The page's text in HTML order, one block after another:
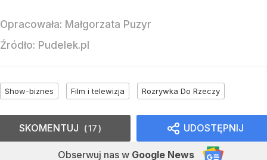
Opracowała: Małgorzata Puzyr
Źródło: Pudelek.pl
Show-biznes Film i telewizja Rozrywka Do Rzeczy
UDOSTĘPNIJ
Obserwuj nas w Google News
SKOMENTUJ 17